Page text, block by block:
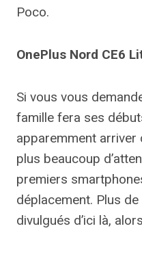
Poco.
OnePlus Nord CE6
Si vous vous
famille fera ses
apparemment arriver
plus beaucoup
premiers
déplacement. Plus
divulgués d’ici là,